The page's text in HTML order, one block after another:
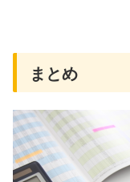
まとめ